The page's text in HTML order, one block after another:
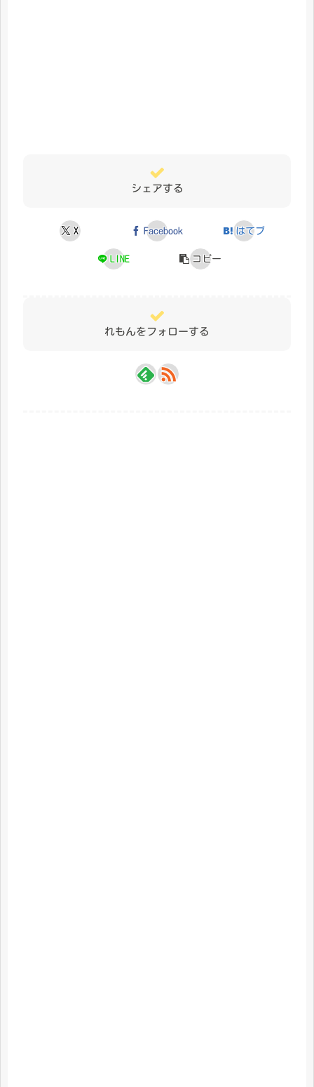
シェアする
X Facebook はてブ
LINE コピー
れもんをフォローする